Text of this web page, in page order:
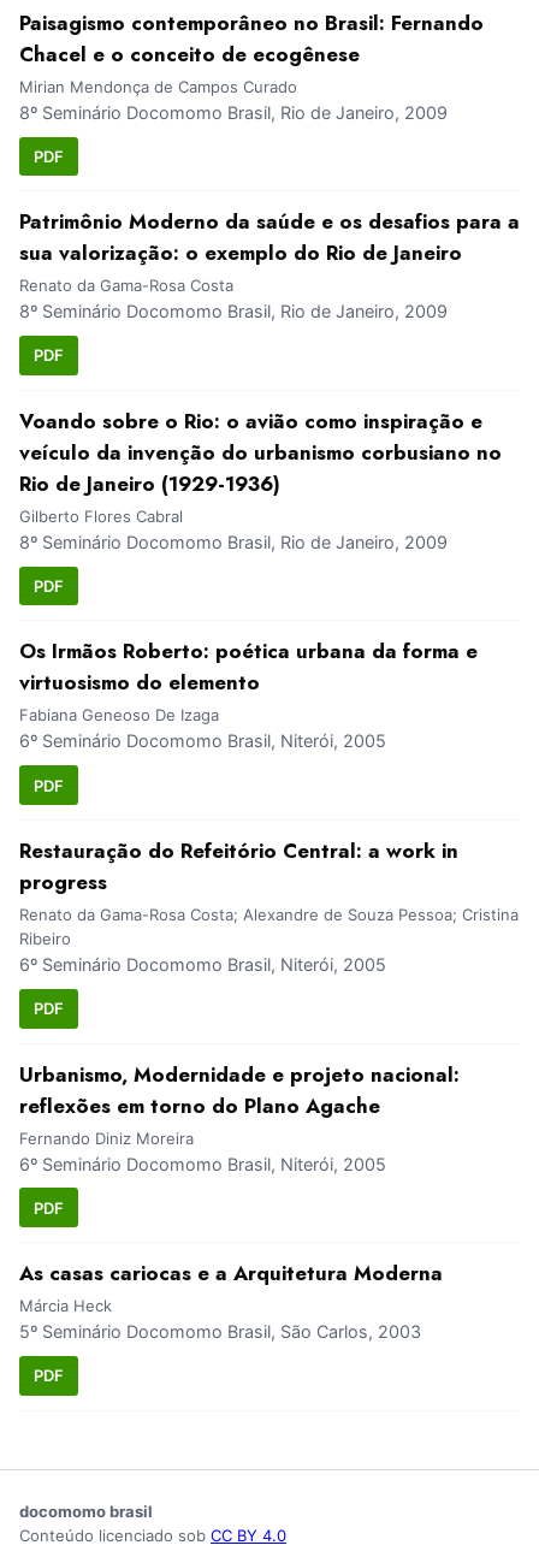
Paisagismo contemporâneo no Brasil: Fernando
Chacel e o conceito de ecogênese
Mirian Mendonça de Campos Curado
8º Seminário Docomomo Brasil, Rio de Janeiro, 2009
PDF
Patrimônio Moderno da saúde e os desafios para a
sua valorização: o exemplo do Rio de Janeiro
Renato da Gama-Rosa Costa
8º Seminário Docomomo Brasil, Rio de Janeiro, 2009
PDF
Voando sobre o Rio: o avião como inspiração e
veículo da invenção do urbanismo corbusiano no
Rio de Janeiro (1929-1936)
Gilberto Flores Cabral
8º Seminário Docomomo Brasil, Rio de Janeiro, 2009
PDF
Os Irmãos Roberto: poética urbana da forma e
virtuosismo do elemento
Fabiana Geneoso De Izaga
6º Seminário Docomomo Brasil, Niterói, 2005
PDF
Restauração do Refeitório Central: a work in
progress
Renato da Gama-Rosa Costa; Alexandre de Souza Pessoa; Cristina
Ribeiro
6º Seminário Docomomo Brasil, Niterói, 2005
PDF
Urbanismo, Modernidade e projeto nacional:
reflexões em torno do Plano Agache
Fernando Diniz Moreira
6º Seminário Docomomo Brasil, Niterói, 2005
PDF
As casas cariocas e a Arquitetura Moderna
Márcia Heck
5º Seminário Docomomo Brasil, São Carlos, 2003
PDF
docomomo brasil
Conteúdo licenciado sob CC BY 4.0